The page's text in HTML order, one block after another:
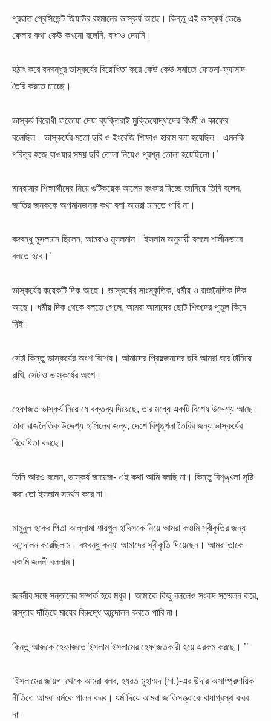
প্রয়াত প্রেসিডেন্ট জিয়াউর রহমানের ভাস্কর্য আছে। কিন্তু এই ভাস্কর্য ভেঙে
ফেলার কথা কেউ কখনো বলেনি, বাধাও দেয়নি।
হঠাৎ করে বঙ্গবন্ধুর ভাস্কর্যের বিরোধিতা করে কেউ কেউ সমাজে ফেতনা-ফ্যাসাদ
তৈরি করতে চাচ্ছে।
ভাস্কর্য বিরোধী ফতোয়া দেয়া ব্যক্তিরাই মুক্তিযোদ্ধাদের বিধর্মী ও কাফের
বলেছিল। ভাস্কর্যের মতো ছবি ও ইংরেজি শিক্ষাও হারাম বলা হয়েছিল। এমনকি
পবিত্র হজে যাওয়ার সময় ছবি তোলা নিয়েও প্রশ্ন তোলা হয়েছিলো।’
মাদ্রাসার শিক্ষার্থীদের নিয়ে গুটিকয়েক আলেম হুংকার দিচ্ছে জানিয়ে তিনি বলেন,
জাতির জনককে অপমানজনক কথা বলা আমরা মানতে পারি না।
বঙ্গবন্ধু মুসলমান ছিলেন, আমরাও মুসলমান। ইসলাম অনুযায়ী বললে শালীনভাবে
বলতে হবে।’
ভাস্কর্যের কয়েকটি দিক আছে। ভাস্কর্যের সাংস্কৃতিক, ধর্মীয় ও রাজনৈতিক দিক
আছে। ধর্মীয় দিক থেকে বলতে গেলে, আমরা আমাদের ছোট শিশুদের পুতুল কিনে
দিই।
সেটা কিন্তু ভাস্কর্যের অংশ বিশেষ। আমাদের প্রিয়জনদের ছবি আমরা ঘরে টানিয়ে
রাখি, সেটাও ভাস্কর্যের অংশ।
হেফাজত ভাস্কর্য নিয়ে যে বক্তব্য দিয়েছে, তার মধ্যে একটি বিশেষ উদ্দেশ্য আছে।
তারা রাজনৈতিক উদ্দেশ্য হাসিলের জন্য, দেশে বিশৃঙ্খলা তৈরির জন্য ভাস্কর্যের
বিরোধিতা করছে।
তিনি আরও বলেন, ভাস্কর্য জায়েজ- এই কথা আমি বলছি না। কিন্তু বিশৃঙ্খলা সৃষ্টি
করা তো ইসলাম সমর্থন করে না।
মামুনুল হকের পিতা আল্লামা শায়খুল হাদিসকে নিয়ে আমরা কওমি স্বীকৃতির জন্য
আন্দোলন করেছিলাম। বঙ্গবন্ধু কন্যা আমাদের স্বীকৃতি দিয়েছেন। আমরা তাকে
কওমি জননী বললাম।
জননীর সঙ্গে সন্তানের সম্পর্ক হবে মধুর। আমাকে কিছু বললেও সংবাদ সম্মেলন করে,
রাস্তায় দাঁড়িয়ে মায়ের বিরুদ্ধে আন্দোলন করতে পারি না।
কিন্তু আজকে হেফাজতে ইসলাম ইসলামের হেফাজতকারী হয়ে এরকম করছে। ’’
‘ইসলামের জায়গা থেকে আমরা বলব, হযরত মুহাম্মদ (সা.)-এর উদার অসাম্প্রদায়িক
নীতিতে আমরা ধর্মকে পালন করব। ধর্ম দিয়ে আমরা জাতিসত্ত্বাকে বাধাগ্রস্থ করব
না।